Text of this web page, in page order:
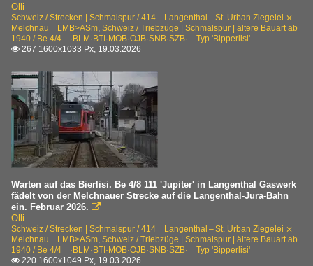
Olli
Schweiz / Strecken | Schmalspur / 414 Langenthal – St. Urban Ziegelei ⨯
Melchnau LMB>ASm, Schweiz / Triebzüge | Schmalspur | ältere Bauart ab
1940 / Be 4/4 ·BLM·BTI·MOB·OJB·SNB·SZB· Typ 'Bipperlisi'
 267 1600x1033 Px, 19.03.2026
Warten auf das Bierlisi. Be 4/8 111 'Jupiter' in Langenthal Gaswerk
fädelt von der Melchnauer Strecke auf die Langenthal-Jura-Bahn
ein. Februar 2026. 
Olli
Schweiz / Strecken | Schmalspur / 414 Langenthal – St. Urban Ziegelei ⨯
Melchnau LMB>ASm, Schweiz / Triebzüge | Schmalspur | ältere Bauart ab
1940 / Be 4/4 ·BLM·BTI·MOB·OJB·SNB·SZB· Typ 'Bipperlisi'
 220 1600x1049 Px, 19.03.2026